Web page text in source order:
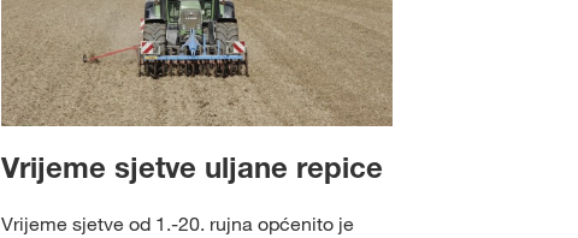
Vrijeme sjetve uljane repice
Vrijeme sjetve od 1.-20. rujna općenito je